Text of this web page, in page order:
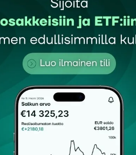
Pakolliset kentät on merkitty